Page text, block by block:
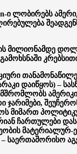
ლობირებს
მილიონამდე
დაიწყოს) –
ჯარიმები,
მიმართ
ჩართულები